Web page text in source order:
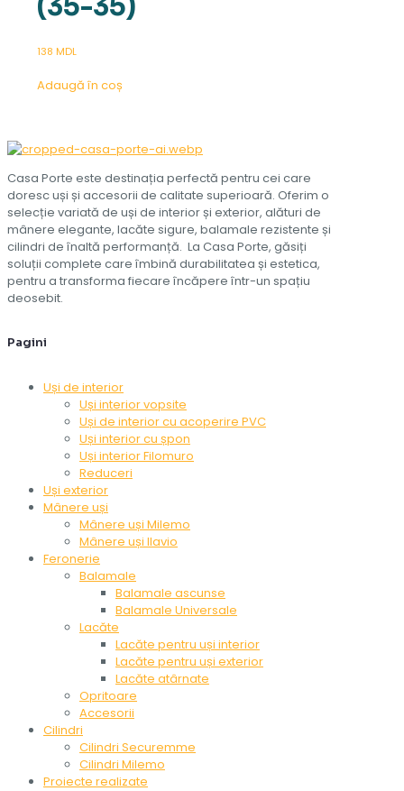
138 MDL
Adaugă în coș
Casa Porte este destinația perfectă pentru cei care
doresc uși și accesorii de calitate superioară. Oferim o
selecție variată de uși de interior și exterior, alături de
mânere elegante, lacăte sigure, balamale rezistente și
cilindri de înaltă performanță. La Casa Porte, găsiți
soluții complete care îmbină durabilitatea și estetica,
pentru a transforma fiecare încăpere într-un spațiu
deosebit.
Pagini
Uși de interior
Uși interior vopsite
Uși de interior cu acoperire PVC
Uși interior cu șpon
Uși interior Filomuro
Reduceri
Uși exterior
Mânere uși
Mânere uși Milemo
Mânere uși Ilavio
Feronerie
Balamale
Balamale ascunse
Balamale Universale
Lacăte
Lacăte pentru uși interior
Lacăte pentru uși exterior
Lacăte atârnate
Opritoare
Accesorii
Cilindri
Cilindri Securemme
Cilindri Milemo
Proiecte realizate